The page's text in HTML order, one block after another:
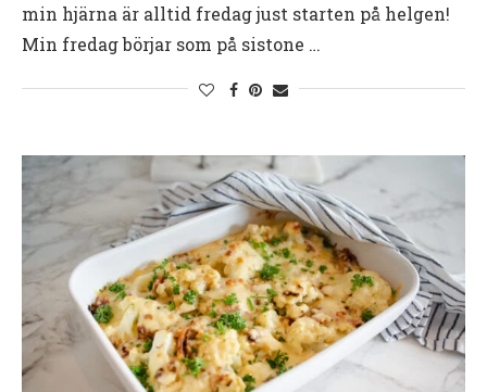
min hjärna är alltid fredag just starten på helgen!
Min fredag börjar som på sistone …